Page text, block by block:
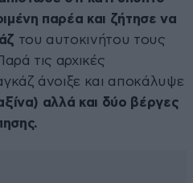
παρέα και ζήτησε να
του αυτοκινήτου τους
τις αρχικές
άνοιξε και αποκάλυψε
αλλά και δύο βέργες